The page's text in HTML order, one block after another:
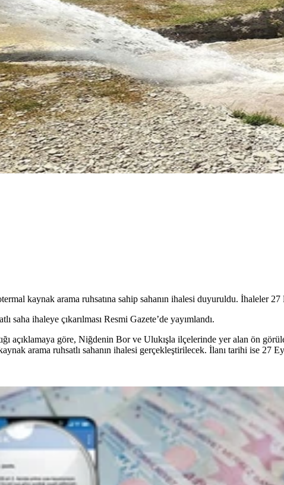
kaynak arama ruhsatına sahip sahanın ihalesi duyuruldu. İhaleler 27
saha ihaleye çıkarılması Resmi Gazete’de yayımlandı.
açıklamaya göre, Niğdenin Bor ve Ulukışla ilçelerinde yer alan ön
arama ruhsatlı sahanın ihalesi gerçekleştirilecek. İlanı tarihi ise